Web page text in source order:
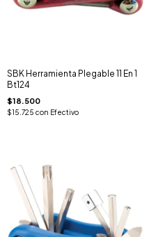
SBK Herramienta Plegable 11 En 1
Bt124
$18.500
$15.725 con Efectivo